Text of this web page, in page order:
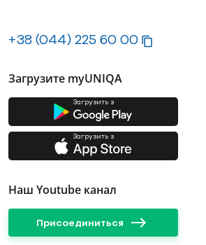
+38 (044) 225 60 00
Загрузите myUNIQA
Загрузить з
Загрузить з
Наш Youtube канал
Присоединиться